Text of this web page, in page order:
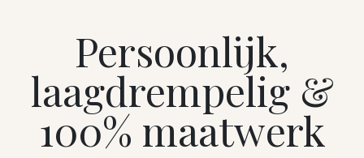
Persoonlijk,
laagdrempelig &
100% maatwerk